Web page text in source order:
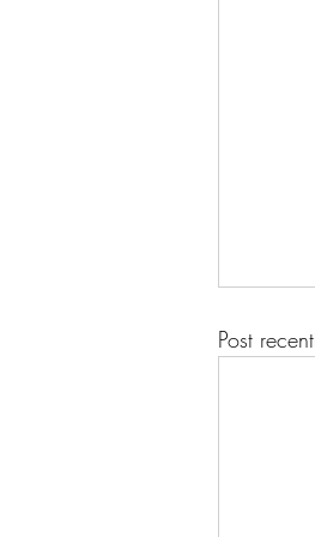
Post